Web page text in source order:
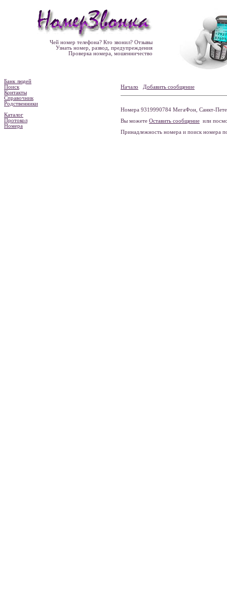
Чей номер телефона? Кто звонил? Отзывы
Узнать номер, развод, предупреждения
Проверка номера, мошенничество
Банк людей
Поиск
Контакты
Справочник
Родственники
Каталог
Протокол
Номера
Начало Добавить сообщение
Номера 9319990784 МегаФон, Санкт-
Вы можете Оставить сообщение или
Принадлежность номера и поиск номера